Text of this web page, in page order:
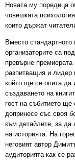
Новата му поредица
човешката
които държат
Вместо стандартното
организаторите са
превърне премиерата
разпитващия и лидер
който ще се опита да
създаването на
гост на събитието
допринесе със своя
към детайлите, за да
на историята. На
неговият автор
аудиторията как се